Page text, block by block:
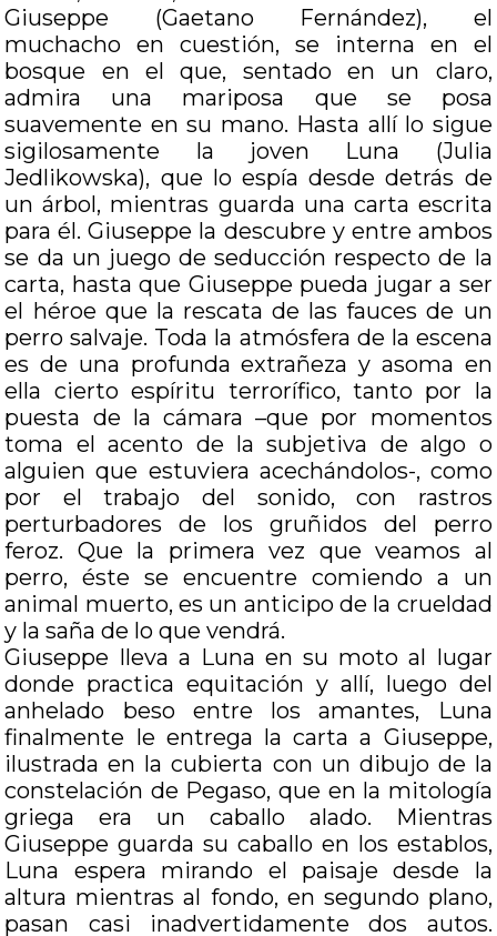
Giuseppe (Gaetano Fernández), el
muchacho en cuestión, se interna en el
bosque en el que, sentado en un claro,
admira una mariposa que se posa
suavemente en su mano. Hasta allí lo sigue
sigilosamente la joven Luna (Julia
Jedlikowska), que lo espía desde detrás de
un árbol, mientras guarda una carta escrita
para él. Giuseppe la descubre y entre ambos
se da un juego de seducción respecto de la
carta, hasta que Giuseppe pueda jugar a ser
el héroe que la rescata de las fauces de un
perro salvaje. Toda la atmósfera de la escena
es de una profunda extrañeza y asoma en
ella cierto espíritu terrorífico, tanto por la
puesta de la cámara –que por momentos
toma el acento de la subjetiva de algo o
alguien que estuviera acechándolos-, como
por el trabajo del sonido, con rastros
perturbadores de los gruñidos del perro
feroz. Que la primera vez que veamos al
perro, éste se encuentre comiendo a un
animal muerto, es un anticipo de la crueldad
y la saña de lo que vendrá.
Giuseppe lleva a Luna en su moto al lugar
donde practica equitación y allí, luego del
anhelado beso entre los amantes, Luna
finalmente le entrega la carta a Giuseppe,
ilustrada en la cubierta con un dibujo de la
constelación de Pegaso, que en la mitología
griega era un caballo alado. Mientras
Giuseppe guarda su caballo en los establos,
Luna espera mirando el paisaje desde la
altura mientras al fondo, en segundo plano,
pasan casi inadvertidamente dos autos.